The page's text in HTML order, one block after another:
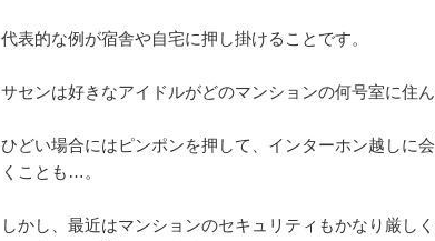
代表的な例が宿舎や自宅に押し掛けることです。
サセンは好きなアイドルがどのマンションの何号室に住
ひどい場合にはピンポンを押して、インターホン越しに
くことも…。
しかし、最近はマンションのセキュリティもかなり厳し